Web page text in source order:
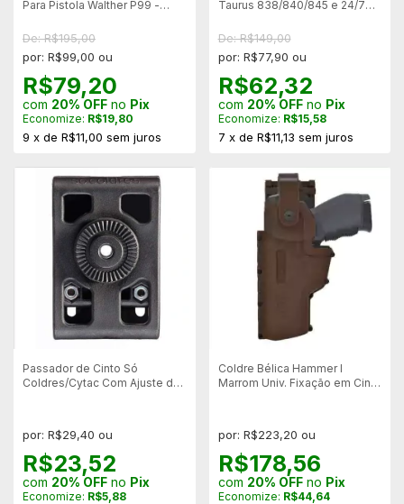
Para Pistola Walther P99 -
De: R$195,00
por: R$99,00 ou
R$79,20
com 20% OFF no Pix
Economize: R$19,80
9 x de R$11,00 sem juros
Taurus 838/840/845 e 24/7
Most
De: R$149,00
por: R$77,90 ou
R$62,32
com 20% OFFno Pix
Economize: R$15,58
7 x de R$11,13 sem juros
Passador de Cinto Só
Coldres/Cytac Com Ajuste de
por: R$29,40 ou
R$23,52
com 20% OFF no Pix
Economize: R$5,88
Coldre Bélica Hammer I
Marrom Univ. Fixação em Cinto
por: R$223,20 ou
R$178,56
com 20% OFFno Pix
Economize: R$44,64